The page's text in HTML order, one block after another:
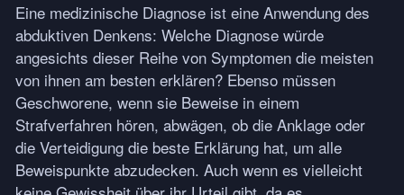
Eine medizinische Diagnose ist eine Anwendung des
abduktiven Denkens: Welche Diagnose würde
angesichts dieser Reihe von Symptomen die meisten
von ihnen am besten erklären? Ebenso müssen
Geschworene, wenn sie Beweise in einem
Strafverfahren hören, abwägen, ob die Anklage oder
die Verteidigung die beste Erklärung hat, um alle
Beweispunkte abzudecken. Auch wenn es vielleicht